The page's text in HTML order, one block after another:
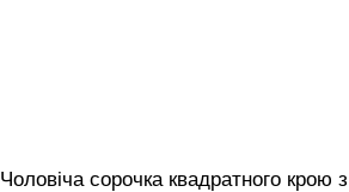
Чоловіча сорочка квадратного крою з